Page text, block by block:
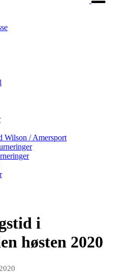
Wilson / Amersport
i
høsten 2020